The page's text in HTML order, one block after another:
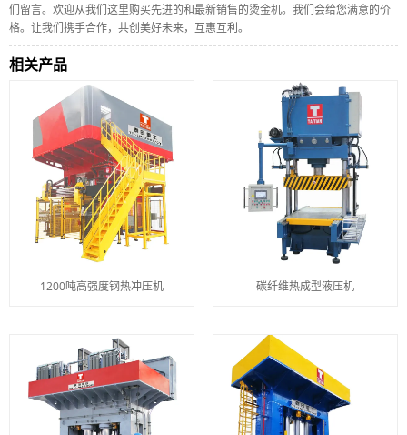
们留言。欢迎从我们这里购买先进的和最新销售的烫金机。我们会给您满意的价
格。让我们携手合作，共创美好未来，互惠互利。
相关产品
1200吨高强度钢热冲压机 碳纤维热成型液压机